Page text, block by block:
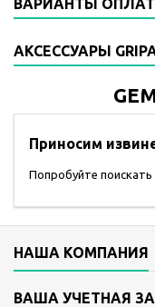
ВАРИАНТЫ
АКСЕССУАРЫ
Приносим
Попробуйте поискать
НАША КОМПАНИЯ
ВАША УЧЕТНАЯ